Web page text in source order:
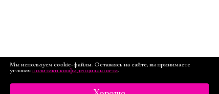
Мы используем cookie-файлы. Оставаясь на сайте, вы принимаете
условия политики конфиденциальности.